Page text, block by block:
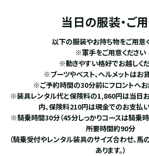
当日の服装・ご
以下の服装やお持ち物をご用意
※軍手をご用意ください
※動きやすい格好でお越しく
※ブーツやベスト、ヘルメットはお貸
※ご予約時間の30分前にフロントへお
※装具レンタル代と保険料の1,860円は当日お
内、保険料210円は現金でのお支払い
※騎乗時間30分（45分しっかりコースは騎乗時
所要時間約90分
（騎乗受付やレンタル装具のサイズ合わせ、
あります。）